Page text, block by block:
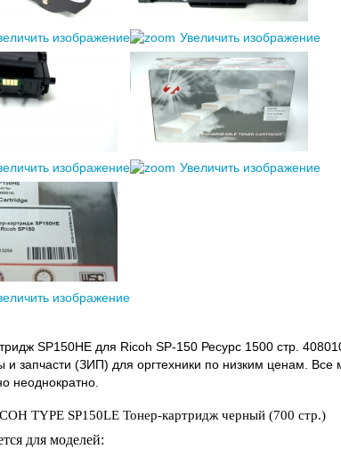
изображение Увеличить изображение
изображение Увеличить изображение
изображение
SP150HE для Ricoh SP-150 Ресурс 1500 стр.
и запчасти (ЗИП) для оргтехники по низким ценам.
неоднократно.
TYPE SP150LE Тонер-картридж черный (700 стр.)
для моделей: